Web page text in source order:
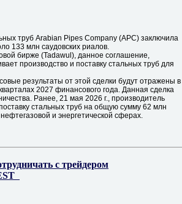
труб Arabian Pipes Company (APC) заключила
133 млн саудовских риалов.
бирже (Tadawul), данное соглашение,
производство и поставку стальных труб для
результаты от этой сделки будут отражены в
2027 финансового года. Данная сделка
Ранее, 21 мая 2026 г., производитель
стальных труб на общую сумму 62 млн
и энергетической сферах.
с трейдером